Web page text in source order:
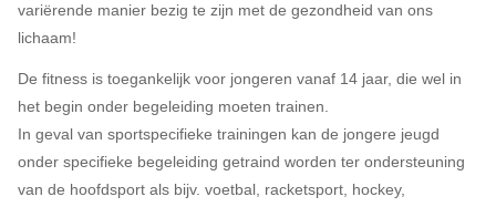
variërende manier bezig te zijn met de gezondheid van ons
lichaam!
De fitness is toegankelijk voor jongeren vanaf 14 jaar, die wel in
het begin onder begeleiding moeten trainen.
In geval van sportspecifieke trainingen kan de jongere jeugd
onder specifieke begeleiding getraind worden ter ondersteuning
van de hoofdsport als bijv. voetbal, racketsport, hockey,